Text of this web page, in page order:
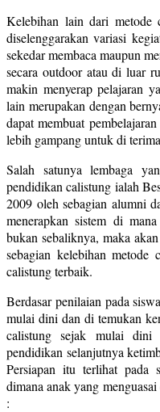
Kelebihan lain dari metode
diselenggarakan variasi
sekedar membaca maupun
secara outdoor atau di luar
makin menyerap pelajaran
lain merupakan dengan
dapat membuat
lebih gampang untuk di
Salah satunya lembaga
pendidikan calistung ialah
2009 oleh sebagian alumni
menerapkan sistem di
bukan sebaliknya, maka
sebagian kelebihan metode
calistung terbaik.
Berdasar penilaian pada
mulai dini dan di temukan
calistung sejak mulai dini
pendidikan selanjutnya
Persiapan itu terlihat pada
dimana anak yang
: